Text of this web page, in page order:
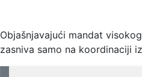
Objašnjavajući mandat
zasniva samo na koordinaciji